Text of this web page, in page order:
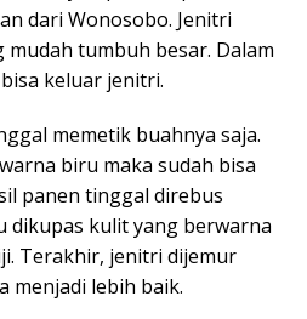
dari Wonosobo. Jenitri
tumbuh besar. Dalam
keluar jenitri.
memetik buahnya saja.
biru maka sudah bisa
panen tinggal direbus
dikupas kulit yang berwarna
Terakhir, jenitri dijemur
menjadi lebih baik.